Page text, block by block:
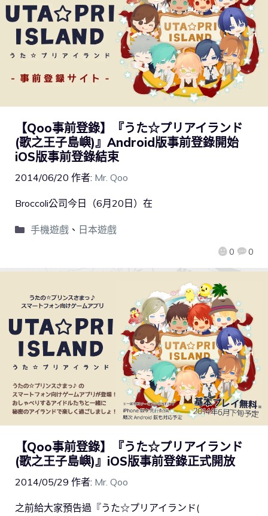
【Qoo事前登錄】『うた☆プリアイランド
(歌之王子島嶼)』Android版事前登錄開始
iOS版事前登錄結束
2014/06/20 作者: Mr. Qoo
0 0
Broccoli公司今日（6月20日）在
手機遊戲、 日本遊戲
【Qoo事前登錄】『うた☆プリアイランド
(歌之王子島嶼)』iOS版事前登錄正式開放
2014/05/29 作者: Mr. Qoo
之前給大家預告過『うた☆プリアイランド(